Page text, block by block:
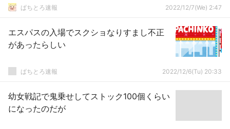
ぱちとろ速報 2022/12/7(We) 2:47
エスパスの入場でスクショなりすまし不正
があったらしい
ぱちとろ速報 2022/12/6(Tu) 20:33
幼女戦記で鬼乗せしてストック100個くらい
になったのだが